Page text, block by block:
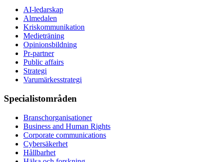
AI-ledarskap
Almedalen
Kris­kommunikation
Medieträning
Opinionsbildning
Pr-partner
Public affairs
Strategi
Varumärkesstrategi
Specialistområden
Branschorganisationer
Business and Human Rights
Corporate communications
Cybersäkerhet
Hållbarhet